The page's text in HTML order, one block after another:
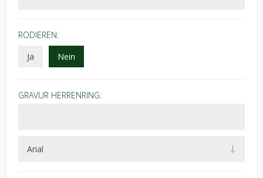
RODIEREN:
Ja
Nein
GRAVUR HERRENRING: